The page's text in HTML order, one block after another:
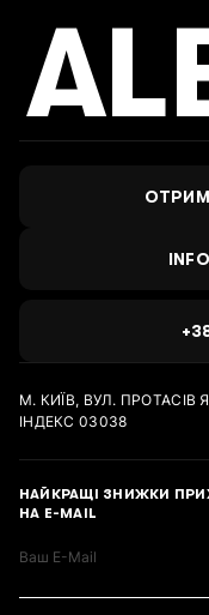
М. КИЇВ, ВУЛ. ПРОТАСІВ
ІНДЕКС 03038
НАЙКРАЩІ ЗНИЖКИ
НА E-MAIL
Ваш E-Mail